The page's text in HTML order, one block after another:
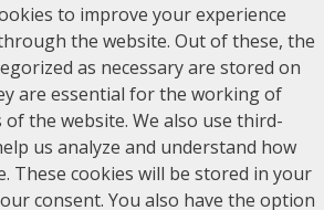
to improve your experience
the website. Out of these, the
as necessary are stored on
are essential for the working of
the website. We also use third-
us analyze and understand how
These cookies will be stored in your
consent. You also have the option